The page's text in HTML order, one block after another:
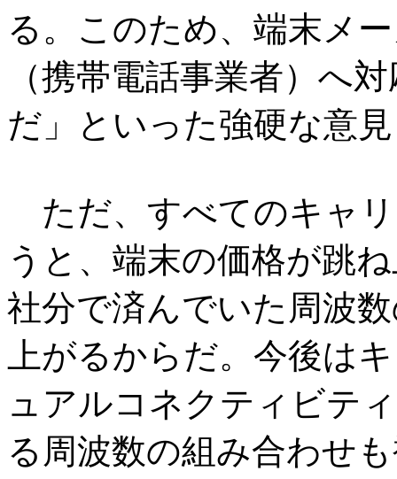
る。このため、端末メ
（携帯電話事業者）へ
だ」といった強硬な意
ただ、すべてのキャ
うと、端末の価格が跳
社分で済んでいた周波
上がるからだ。今後は
ュアルコネクティビテ
る周波数の組み合わせ